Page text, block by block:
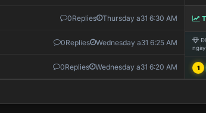
0Replies Thursday a31 6:30 AM
0Replies Wednesday a31 6:25 AM
0Replies Wednesday a31 6:20 AM 1